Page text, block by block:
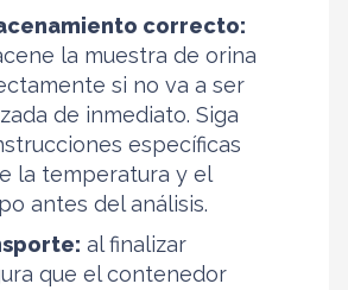
correcto:
la muestra de orina
si no va a ser
de inmediato. Siga
específicas
la temperatura y el
antes del análisis.
al finalizar
que el contenedor